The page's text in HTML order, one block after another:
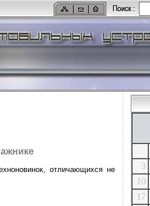
отличающихся не
3
10
17